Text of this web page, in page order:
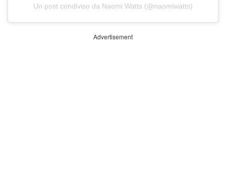
Un post condiviso da Naomi Watts (@naomiwatts)
Advertisement